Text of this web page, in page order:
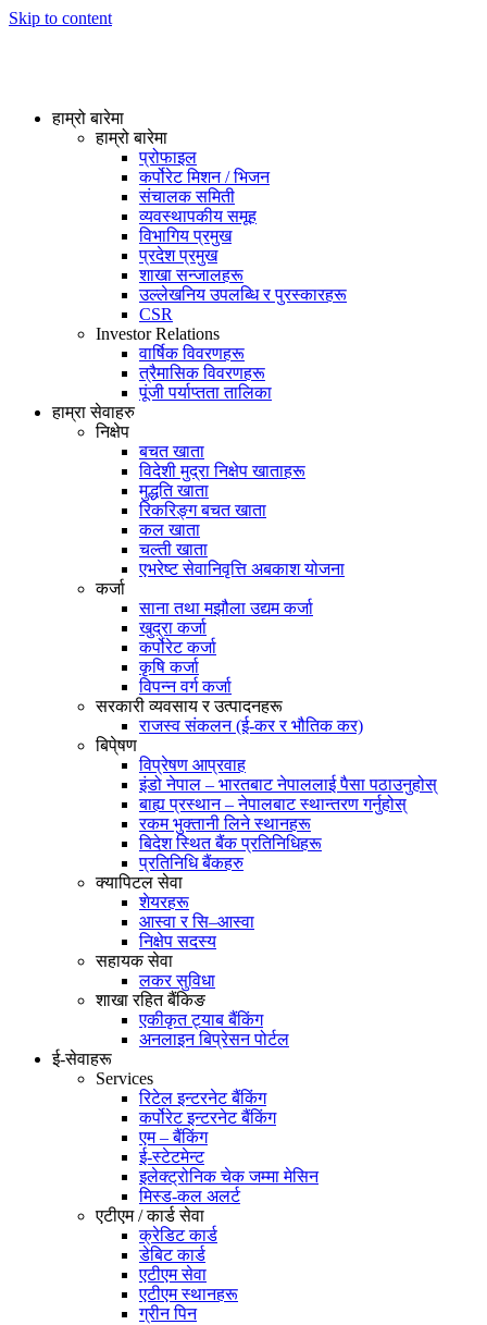
Skip to content
हाम्रो बारेमा
हाम्रो बारेमा
प्रोफाइल
कर्पोरेट मिशन / भिजन
संचालक समिती
व्यवस्थापकीय समूह
विभागिय प्रमुख
प्रदेश प्रमुख
शाखा सन्जालहरू
उल्लेखनिय उपलब्धि र पुरस्कारहरू
CSR
Investor Relations
वार्षिक विवरणहरू
त्रैमासिक विवरणहरू
पूंजी पर्याप्तता तालिका
हाम्रा सेवाहरु
निक्षेप
बचत खाता
विदेशी मुद्रा निक्षेप खाताहरू
मुद्धति खाता
रिकरिङ्ग बचत खाता
कल खाता
चल्ती खाता
एभरेष्ट सेवानिवृत्ति अबकाश योजना
कर्जा
साना तथा मझौला उद्यम कर्जा
खुद्रा कर्जा
कर्पोरेट कर्जा
कृषि कर्जा
विपन्न वर्ग कर्जा
सरकारी व्यवसाय र उत्पादनहरू
राजस्व संकलन (ई-कर र भौतिक कर)
बिपे्षण
विप्रेषण आप्रवाह
इंडो नेपाल – भारतबाट नेपाललाई पैसा पठाउनुहोस्
बाह्य प्रस्थान – नेपालबाट स्थान्तरण गर्नुहोस्
रकम भुक्तानी लिने स्थानहरू
बिदेश स्थित बैंक प्रतिनिधिहरू
प्रतिनिधि बैंकहरु
क्यापिटल सेवा
शेयरहरू
आस्वा र सि–आस्वा
निक्षेप सदस्य
सहायक सेवा
लकर सुविधा
शाखा रहित बैंकिङ
एकीकृत ट्याब बैंकिंग
अनलाइन बिप्रेसन पोर्टल
ई-सेवाहरू
Services
रिटेल इन्टरनेट बैंकिंग
कर्पोरेट इन्टरनेट बैंकिंग
एम – बैंकिंग
ई-स्टेटमेन्ट
इलेक्ट्रोनिक चेक जम्मा मेसिन
मिस्ड-कल अलर्ट
एटीएम / कार्ड सेवा
क्रेडिट कार्ड
डेबिट कार्ड
एटीएम सेवा
एटीएम स्थानहरू
ग्रीन पिन